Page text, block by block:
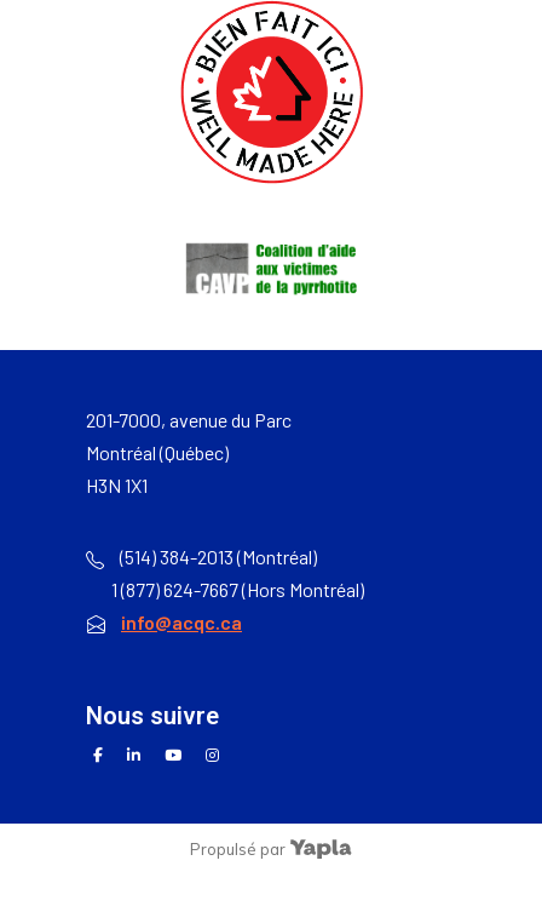
201-7000, avenue du Parc
Montréal (Québec)
H3N 1X1
(514) 384-2013 (Montréal)
1 (877) 624-7667 (Hors Montréal)
info@acqc.ca
nous suivre
facebooklinkedinyoutubeinstagram
Propulsé par